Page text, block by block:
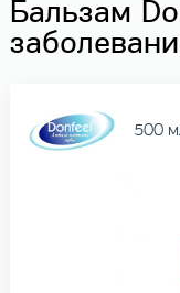
Бальзам
500